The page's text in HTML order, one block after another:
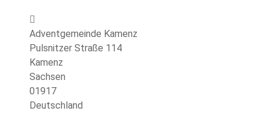
Adventgemeinde Kamenz
Pulsnitzer Straße 114
Kamenz
Sachsen
01917
Deutschland